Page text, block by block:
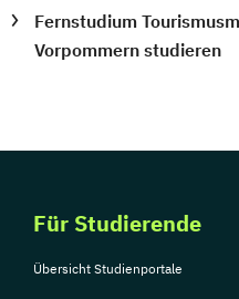
Fernstudium
Vorpommern studieren
Für Studierende
Übersicht Studienportale